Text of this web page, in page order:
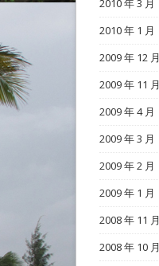
2010 年 3 月
2010 年 1 月
2009 年 12 月
2009 年 11 月
2009 年 4 月
2009 年 3 月
2009 年 2 月
2009 年 1 月
2008 年 11 月
2008 年 10 月